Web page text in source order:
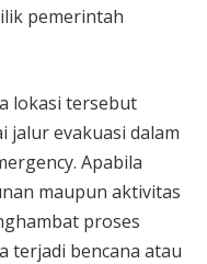
pemerintah
lokasi tersebut
jalur evakuasi dalam
Apabila
maupun aktivitas
proses
terjadi bencana atau